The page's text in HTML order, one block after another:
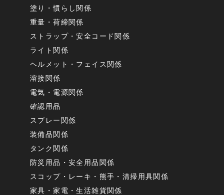
塗り・慣らし関係
重量・荷締関係
ストラップ・安全コード関係
ライト関係
ヘルメット・フェイス関係
溶接関係
電気・電源関係
確認用品
スプレー関係
装備品関係
タンク関係
防災用品・安全用品関係
スコップ・レーキ・熊手・清掃用具関係
家具・家電・生活雑貨関係